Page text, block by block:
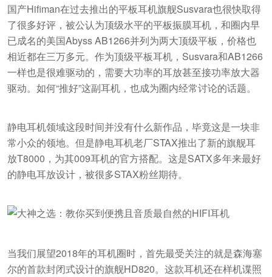
国产Hifiman在过去推出的平板耳机旗舰Susvara也很快取得
了很多好评，被公认为顶级水平的平板振膜耳机，和圈内早
已成名的美国Abyss AB1266并列为两大顶级平板，价格也
相近都在三万多元。作为顶级平板耳机，Susvara和AB1266
一样也是很难驱动的，需要大功率的耳放甚至接功率放大器
驱动。如何“推好”这副耳机，也成为圈内经常讨论的话题。
静电耳机领域这段时间并没有什么新作品，毕竟这是一块非
常小众的领地。但是静电耳机老厂STAX推出了新的旗舰耳
放T8000，为其009耳机的官方搭配。这是SATX多年来最好
的静电耳放设计，被很多STAX粉丝期待。
当我们展望2018年的耳机圈时，首先最受关注的就是森海塞
尔的首款封闭式设计的旗舰HD820。这款耳机还在样机谍照